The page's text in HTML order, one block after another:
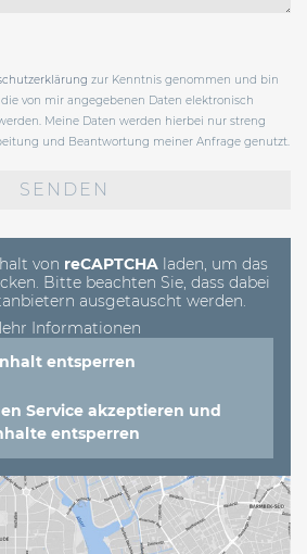
zur Kenntnis genommen und bin
von mir angegebenen Daten elektronisch
Meine Daten werden hierbei nur streng
und Beantwortung meiner Anfrage genutzt.
von reCAPTCHAladen, um das
Bitte beachten Sie, dass dabei
ausgetauscht werden.
Informationen
entsperren
Service akzeptieren und
entsperren